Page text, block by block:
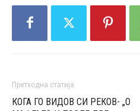
Претходна статија
КОГА ГО ВИДОВ СИ РЕКОВ- „О